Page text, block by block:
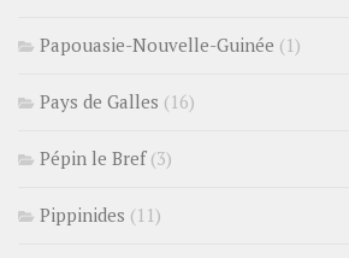
Papouasie-Nouvelle-Guinée (1)
Pays de Galles (16)
Pépin le Bref(3)
Pippinides (11)